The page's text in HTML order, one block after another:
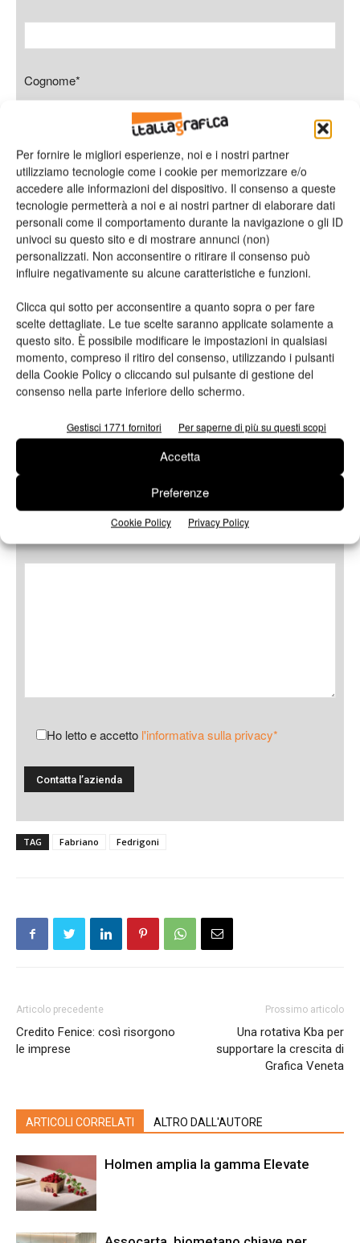
Per fornire le migliori esperienze, noi e i nostri partner
utilizziamo tecnologie come i cookie per memorizzare e/o
accedere alle informazioni del dispositivo. Il consenso a queste
tecnologie permetterà a noi e ai nostri partner di elaborare dati
personali come il comportamento durante la navigazione o gli ID
univoci su questo sito e di mostrare annunci (non)
personalizzati. Non acconsentire o ritirare il consenso può
influire negativamente su alcune caratteristiche e funzioni.
Clicca qui sotto per acconsentire a quanto sopra o per fare
scelte dettagliate. Le tue scelte saranno applicate solamente a
questo sito. È possibile modificare le impostazioni in qualsiasi
momento, compreso il ritiro del consenso, utilizzando i pulsanti
della Cookie Policy o cliccando sul pulsante di gestione del
consenso nella parte inferiore dello schermo.
Gestisci 1771 fornitori Per saperne di più su questi scopi
Accetta
Preferenze
Cookie Policy Privacy Policy
Cognome*
Azienda
E-mail*
Telefono
Oggetto
Ho letto e accetto l'informativa sulla privacy*
TAG Fabriano Fedrigoni
Articolo precedente
Credito Fenice: così risorgono
le imprese
Prossimo articolo
Una rotativa Kba per
supportare la crescita di
Grafica Veneta
ARTICOLI CORRELATI ALTRO DALL'AUTORE
Holmen amplia la gamma Elevate